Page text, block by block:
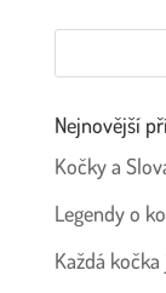
Nejnovější
Kočky a
Legendy o
Každá